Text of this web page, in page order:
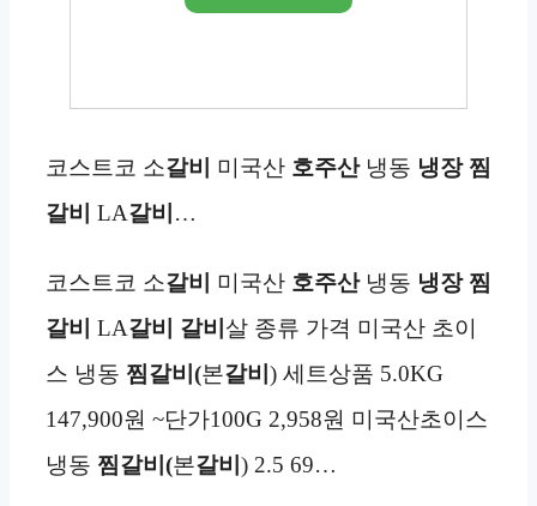
코스트코 소갈비 미국산 호주산냉동 냉장 찜
갈비
LA갈비 …
코스트코 소갈비 미국산 호주산냉동 냉장 찜
갈비
LA갈비 갈비 살 종류 가격 미국산 초이
스 냉동 찜갈비(본갈비 ) 세트상품 5.0KG
147,900원 ~단가100G 2,958원 미국산초이스
냉동 찜갈비(본갈비 ) 2.5 69…